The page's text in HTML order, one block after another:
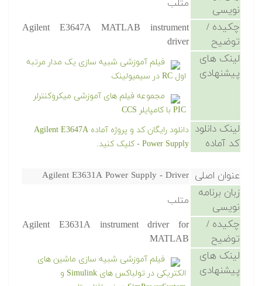
نویسی
متلب
چکیده /
توضیح
Agilent E3647A MATLAB instrument
driver
لینک های
پیشنهادی
فیلم آموزشی شبیه سازی یک مدار مرتبه
اول RC در سیمیولینک
مجموعه فیلم های آموزشی میکروکنترلر
PIC با کامپایلر CCS
لینک دانلود
کد آماده
دانلود رایگان کد و پروژه آماده Agilent E3647A
Power Supply - کلیک کنید.
عنوان اصلی Agilent E3631A Power Supply - Driver
زبان برنامه
نویسی
متلب
چکیده /
توضیح
Agilent E3631A instrument driver for
MATLAB
لینک های
پیشنهادی
فیلم آموزشی شبیه سازی ماشین های
الکتریکی در تولباکس های Simulink و